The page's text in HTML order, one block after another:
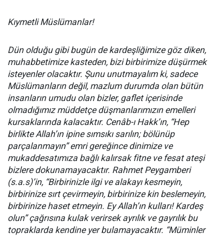
Kıymetli Müslümanlar!
Dün olduğu gibi bugün de kardeşliğimize göz diken,
muhabbetimize kasteden, bizi birbirimize düşürmek
isteyenler olacaktır. Şunu unutmayalım ki, sadece
Müslümanların değil, mazlum durumda olan bütün
insanların umudu olan bizler, gaflet içerisinde
olmadığımız müddetçe düşmanlarımızın emelleri
kursaklarında kalacaktır. Cenâb-ı Hakk’ın, “Hep
birlikte Allah’ın ipine sımsıkı sarılın; bölünüp
parçalanmayın” emri gereğince dinimize ve
mukaddesatımıza bağlı kalırsak fitne ve fesat ateşi
bizlere dokunamayacaktır. Rahmet Peygamberi
(s.a.s)’in, “Birbirinizle ilgi ve alakayı kesmeyin,
birbirinize sırt çevirmeyin, birbirinize kin beslemeyin,
birbirinize haset etmeyin. Ey Allah’ın kulları! Kardeş
olun” çağrısına kulak verirsek ayrılık ve gayrılık bu
topraklarda kendine yer bulamayacaktır. “Müminler